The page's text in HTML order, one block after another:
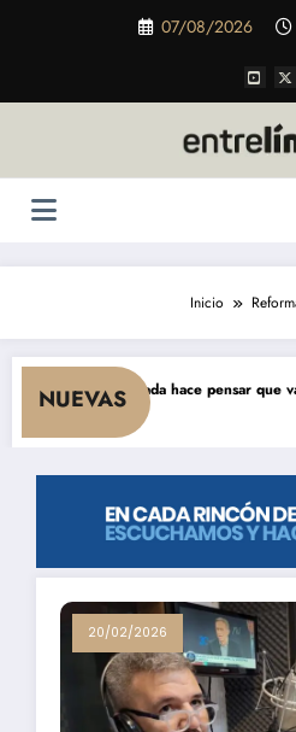
07/08/2026
Inicio
NUEVAS
y nada hace pensar que vaya a
20/02/2026